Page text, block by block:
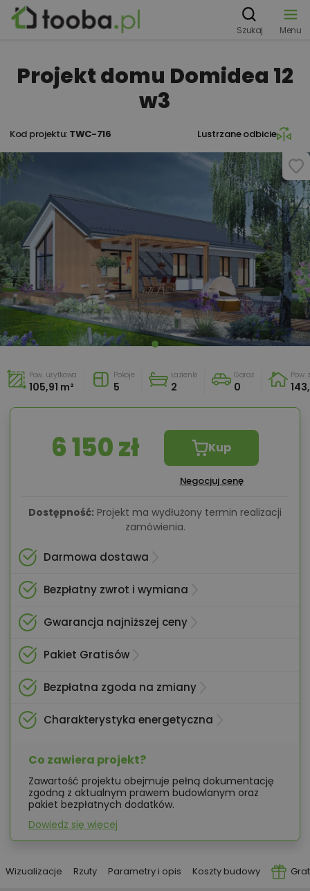
Szukaj Menu
Projekt domu Domidea 12
w3
Kod projektu: TWC-716 Lustrzane odbicie
Pow. użytkowa
105,91 m²
Pokoje
5
Łazienki
2
Garaż
0
Pow.
6 150 zł Kup
Negocjuj cenę
Dostępność: Projekt ma wydłużony termin realizacji
zamówienia.
Darmowa dostawa
Bezpłatny zwrot i wymiana
Gwarancja najniższej ceny
Pakiet Gratisów
Bezpłatna zgoda na zmiany
Charakterystyka energetyczna
Co zawiera projekt?
Zawartość projektu obejmuje pełną dokumentację
zgodną z aktualnym prawem budowlanym oraz
pakiet bezpłatnych dodatków.
Dowiedz się więcej
Wizualizacje Rzuty Parametry i opis Koszty budowy